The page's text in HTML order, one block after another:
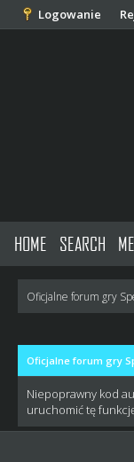
Logowanie
HOME SEARCH
Oficjalne forum gry
Oficjalne forum gry
Niepoprawny kod
uruchomić tę